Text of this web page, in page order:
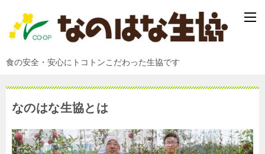
食の安全・安心にトコトンこだわった生協です
なのはな生協とは